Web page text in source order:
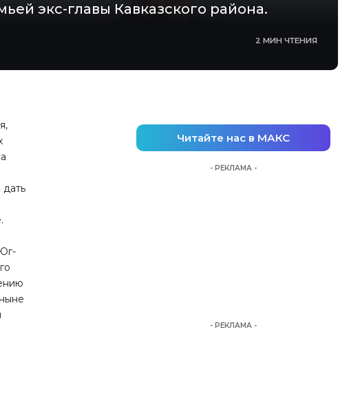
экс-главы Кавказского района.
2 МИН ЧТЕНИЯ
Читайте нас в МАКС
- РЕКЛАМА -
- РЕКЛАМА -